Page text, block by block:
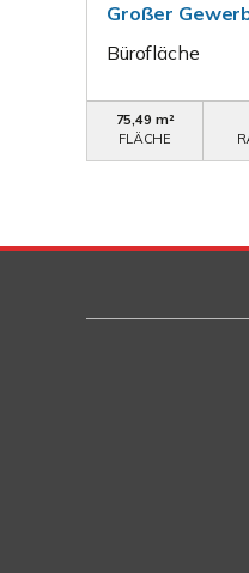
Großer
Bürofläche
75,49 m²
FLÄCHE